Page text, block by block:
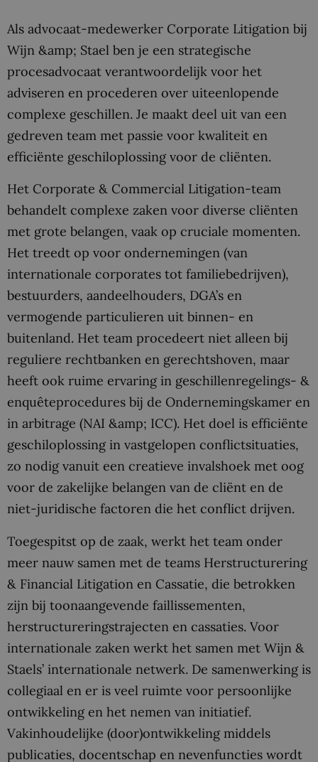
Als advocaat-medewerker Corporate Litigation bij
Wijn &amp; Stael ben je een strategische
procesadvocaat verantwoordelijk voor het
adviseren en procederen over uiteenlopende
complexe geschillen. Je maakt deel uit van een
gedreven team met passie voor kwaliteit en
efficiënte geschiloplossing voor de cliënten.
Het Corporate & Commercial Litigation-team
behandelt complexe zaken voor diverse cliënten
met grote belangen, vaak op cruciale momenten.
Het treedt op voor ondernemingen (van
internationale corporates tot familiebedrijven),
bestuurders, aandeelhouders, DGA’s en
vermogende particulieren uit binnen- en
buitenland. Het team procedeert niet alleen bij
reguliere rechtbanken en gerechtshoven, maar
heeft ook ruime ervaring in geschillenregelings- &
enquêteprocedures bij de Ondernemingskamer en
in arbitrage (NAI &amp; ICC). Het doel is efficiënte
geschiloplossing in vastgelopen conflictsituaties,
zo nodig vanuit een creatieve invalshoek met oog
voor de zakelijke belangen van de cliënt en de
niet-juridische factoren die het conflict drijven.
Toegespitst op de zaak, werkt het team onder
meer nauw samen met de teams Herstructurering
& Financial Litigation en Cassatie, die betrokken
zijn bij toonaangevende faillissementen,
herstructureringstrajecten en cassaties. Voor
internationale zaken werkt het samen met Wijn &
Staels’ internationale netwerk. De samenwerking is
collegiaal en er is veel ruimte voor persoonlijke
ontwikkeling en het nemen van initiatief.
Vakinhoudelijke (door)ontwikkeling middels
publicaties, docentschap en nevenfuncties wordt